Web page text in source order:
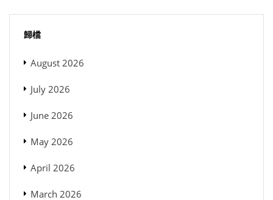
歸檔
August 2026
July 2026
June 2026
May 2026
April 2026
March 2026